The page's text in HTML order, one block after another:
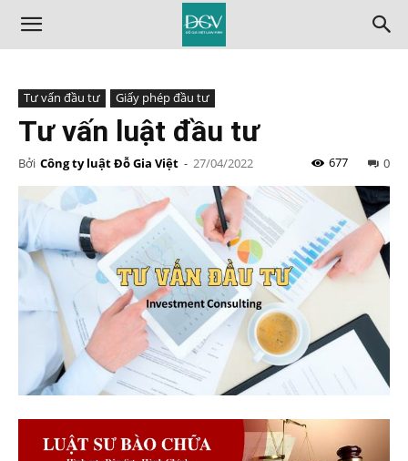
Tư vấn đầu tư Giấy phép đầu tư
Tư vấn luật đầu tư
Bởi Công ty luật Đỗ Gia Việt - 27/04/2022 0
677